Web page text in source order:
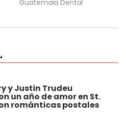
y Justin Trudeu
un año de amor en St.
románticas postales